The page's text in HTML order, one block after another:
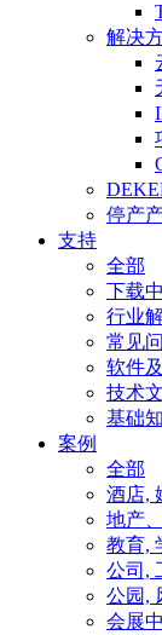
解决
停产
支持
全部
下载
行业
常见
软件
技术
基础
案例
全部
酒店,
地产
教育,
公司,
公园,
会展